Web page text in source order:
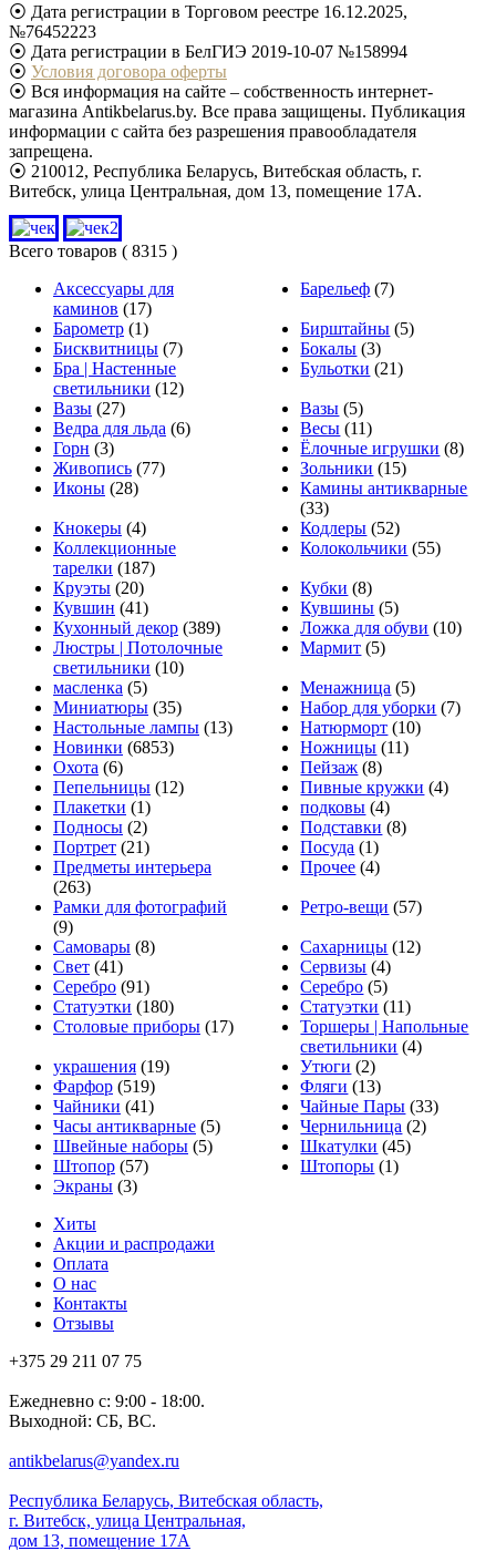
⦿ Дата регистрации в Торговом реестре 16.12.2025,
№76452223
⦿ Дата регистрации в БелГИЭ 2019-10-07 №158994
⦿ Условия договора оферты
⦿ Вся информация на сайте – собственность интернет-
магазина Antikbelarus.by. Все права защищены. Публикация
информации с сайта без разрешения правообладателя
запрещена.
⦿ 210012, Республика Беларусь, Витебская область, г.
Витебск, улица Центральная, дом 13, помещение 17А.
Всего товаров ( 8315 )
Аксессуары для
каминов (17)
Барельеф (7)
Барометр (1) Бирштайны (5)
Бисквитницы (7) Бокалы (3)
Бра | Настенные
светильники (12)
Бульотки (21)
Вазы (27) Вазы (5)
Ведра для льда (6) Весы (11)
Горн (3) Ёлочные игрушки (8)
Живопись (77) Зольники (15)
Иконы (28)
Камины антикварные
(33)
Кнокеры (4) Кодлеры (52)
Коллекционные
тарелки (187)
Колокольчики (55)
Круэты (20) Кубки (8)
Кувшин (41) Кувшины (5)
Кухонный декор (389) Ложка для обуви (10)
Люстры | Потолочные
светильники (10)
Мармит (5)
масленка (5) Менажница (5)
Миниатюры (35) Набор для уборки (7)
Настольные лампы (13) Натюрморт (10)
Новинки (6853) Ножницы (11)
Охота (6) Пейзаж (8)
Пепельницы (12) Пивные кружки (4)
Плакетки (1) подковы (4)
Подносы (2) Подставки (8)
Портрет (21) Посуда (1)
Предметы интерьера
(263)
Прочее (4)
Рамки для фотографий
(9)
Ретро-вещи (57)
Самовары (8) Сахарницы (12)
Свет (41) Сервизы (4)
Серебро (91) Серебро (5)
Статуэтки (180) Статуэтки (11)
Столовые приборы (17)
Торшеры | Напольные
светильники (4)
украшения (19) Утюги (2)
Фарфор (519) Фляги (13)
Чайники (41) Чайные Пары (33)
Часы антикварные (5) Чернильница (2)
Швейные наборы (5) Шкатулки (45)
Штопор (57) Штопоры (1)
Экраны (3)
Хиты
Акции и распродажи
Оплата
О нас
Контакты
Отзывы
+375 29 211 07 75
Ежедневно с: 9:00 - 18:00.
Выходной: СБ, ВС.
antikbelarus@yandex.ru
Республика Беларусь, Витебская область,
г. Витебск, улица Центральная,
дом 13, помещение 17А